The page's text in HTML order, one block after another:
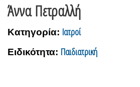
Άννα Πετραλλή
Κατηγορία: Ιατροί
Ειδικότητα: Παιδιατρική